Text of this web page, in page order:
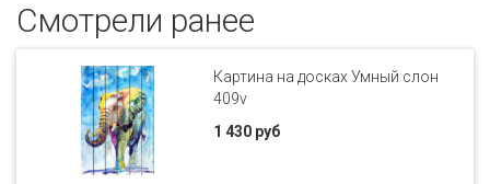
Смотрели ранее
Картина на досках Умный слон
409v
1 430 руб